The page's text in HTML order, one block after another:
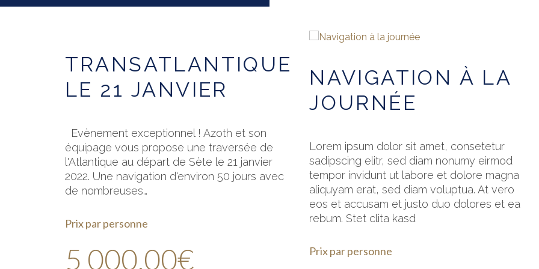
TRANSATLANTIQUE
LE 21 JANVIER
Evènement exceptionnel ! Azoth et son
équipage vous propose une traversée de
l'Atlantique au départ de Sète le 21 janvier
2022. Une navigation d'environ 50 jours avec
de nombreuses…
Prix par personne
5 000,00€
NAVIGATION À LA
JOURNÉE
Lorem ipsum dolor sit amet, consetetur
sadipscing elitr, sed diam nonumy eirmod
tempor invidunt ut labore et dolore magna
aliquyam erat, sed diam voluptua. At vero
eos et accusam et justo duo dolores et ea
rebum. Stet clita kasd
Prix par personne